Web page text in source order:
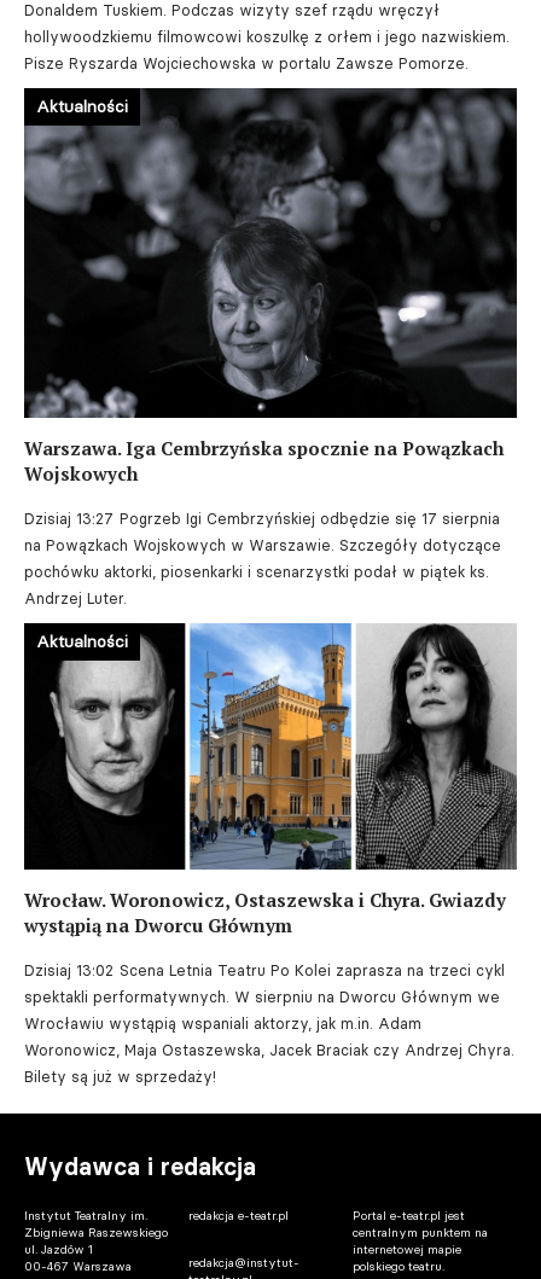
Donaldem Tuskiem. Podczas wizyty szef rządu wręczył
hollywoodzkiemu filmowcowi koszulkę z orłem i jego nazwiskiem.
Pisze Ryszarda Wojciechowska w portalu Zawsze Pomorze.
Warszawa. Iga Cembrzyńska spocznie na Powązkach
Wojskowych
Dzisiaj 13:27 Pogrzeb Igi Cembrzyńskiej odbędzie się 17 sierpnia
na Powązkach Wojskowych w Warszawie. Szczegóły dotyczące
pochówku aktorki, piosenkarki i scenarzystki podał w piątek ks.
Andrzej Luter.
Aktualności
Wrocław. Woronowicz, Ostaszewska i Chyra. Gwiazdy
wystąpią na Dworcu Głównym
Dzisiaj 13:02 Scena Letnia Teatru Po Kolei zaprasza na trzeci cykl
spektakli performatywnych. W sierpniu na Dworcu Głównym we
Wrocławiu wystąpią wspaniali aktorzy, jak m.in. Adam
Woronowicz, Maja Ostaszewska, Jacek Braciak czy Andrzej Chyra.
Bilety są już w sprzedaży!
Aktualności
Wydawca i redakcja
Instytut Teatralny im.
Zbigniewa Raszewskiego
ul. Jazdów 1
00-467 Warszawa
redakcja e-teatr.pl
redakcja@instytut-
Portal e-teatr.pl jest
centralnym punktem na
internetowej mapie
polskiego teatru.